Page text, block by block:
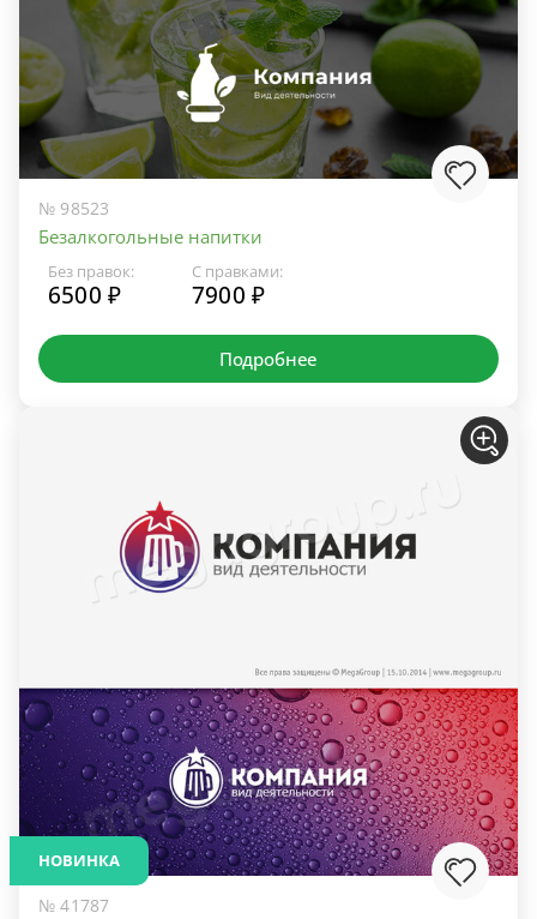
№ 98523
Безалкогольные напитки
Без правок:
6500 ₽
С правками:
7900 ₽
Подробнее
НОВИНКА
№ 41787